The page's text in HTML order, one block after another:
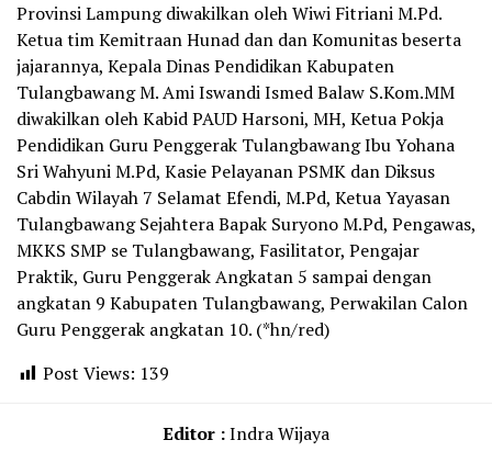
Provinsi Lampung diwakilkan oleh Wiwi Fitriani M.Pd.
Ketua tim Kemitraan Hunad dan dan Komunitas beserta
jajarannya, Kepala Dinas Pendidikan Kabupaten
Tulangbawang M. Ami Iswandi Ismed Balaw S.Kom.MM
diwakilkan oleh Kabid PAUD Harsoni, MH, Ketua Pokja
Pendidikan Guru Penggerak Tulangbawang Ibu Yohana
Sri Wahyuni M.Pd, Kasie Pelayanan PSMK dan Diksus
Cabdin Wilayah 7 Selamat Efendi, M.Pd, Ketua Yayasan
Tulangbawang Sejahtera Bapak Suryono M.Pd, Pengawas,
MKKS SMP se Tulangbawang, Fasilitator, Pengajar
Praktik, Guru Penggerak Angkatan 5 sampai dengan
angkatan 9 Kabupaten Tulangbawang, Perwakilan Calon
Guru Penggerak angkatan 10. (*hn/red)
Post Views: 139
Editor :Indra Wijaya